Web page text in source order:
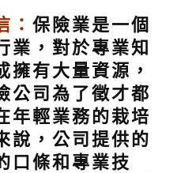
： 保險業是一個
業，對於專業知
擁有大量資源，
公司為了徵才都
年輕業務的栽培
說，公司提供的
口條和專業技